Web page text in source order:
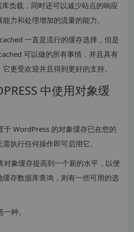
负载，同时还可以减少站点的响应
力和处理增加的流量的能力。
一直是流行的缓存选择，但是
可以做的所有事情，并且具有
更受欢迎并且得到更好的支持。
中使用对象缓
于 WordPress 的对象缓存已在您的
执行任何操作即可启用它。
对象缓存提高到一个新的水平，以便
存数据库查询，则有一些可用的选
种。